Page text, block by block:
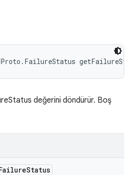
değerini döndürür. Boş
Status